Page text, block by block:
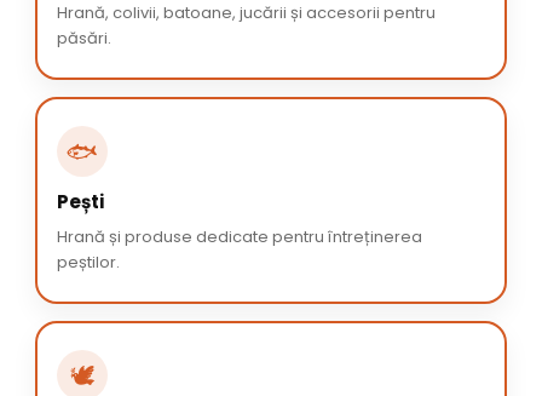
Hrană, colivii, batoane, jucării și accesorii pentru
păsări.
🐟
Pești
Hrană și produse dedicate pentru întreținerea
peștilor.
🕊️